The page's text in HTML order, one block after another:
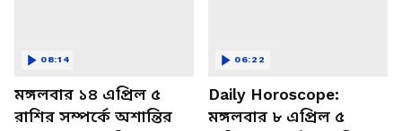
মঙ্গলবার ১৪ এপ্রিল ৫
রাশির সম্পর্কে অশান্তির
08:14
Daily Horoscope:
মঙ্গলবার ৮ এপ্রিল ৫
06:22